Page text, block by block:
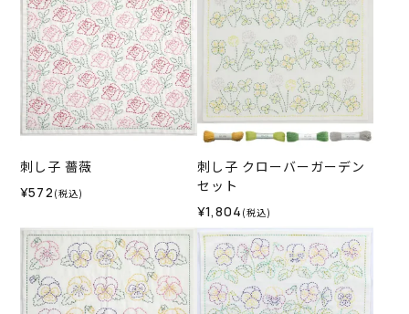
刺し子 薔薇
¥572 (税込)
刺し子 クローバーガーデン
セット
¥1,804 (税込)